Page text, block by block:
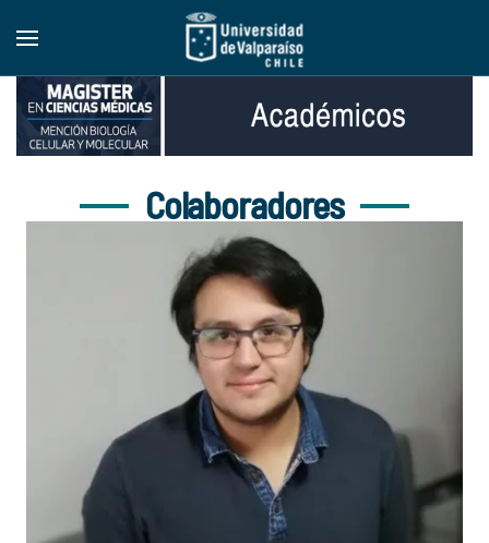
Skip to main content
Colaboradores